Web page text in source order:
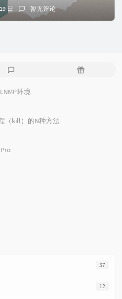
日 暂无评论
评
论
随
环境
（kill）的N种方法
57
12